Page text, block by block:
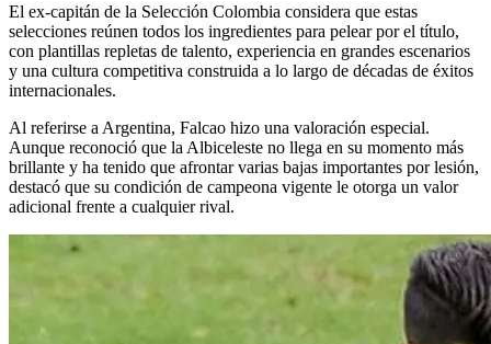
El ex-capitán de la Selección Colombia considera que estas
selecciones reúnen todos los ingredientes para pelear por el título,
con plantillas repletas de talento, experiencia en grandes escenarios
y una cultura competitiva construida a lo largo de décadas de éxitos
internacionales.
Al referirse a Argentina, Falcao hizo una valoración especial.
Aunque reconoció que la Albiceleste no llega en su momento más
brillante y ha tenido que afrontar varias bajas importantes por lesión,
destacó que su condición de campeona vigente le otorga un valor
adicional frente a cualquier rival.